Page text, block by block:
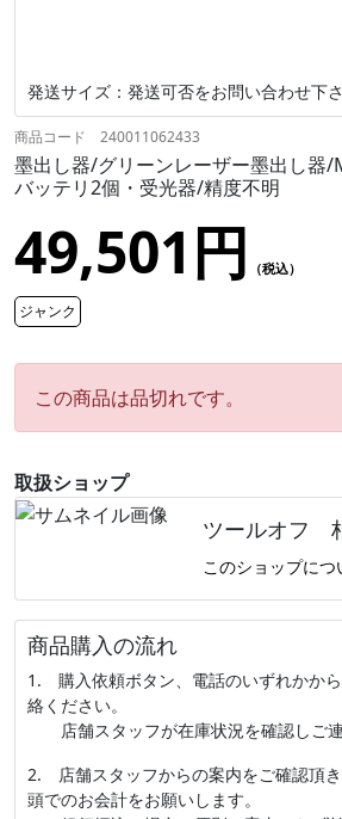
発送サイズ：発送可否をお問い合わせ下さ
商品コード 240011062433
墨出し器/グリーンレーザー墨出し器
バッテリ2個・受光器/精度不明
49,501円 （税込）
ジャンク
この商品は品切れです。
取扱ショップ
ツールオフ
このショップにつ
商品購入の流れ
1. 購入依頼ボタン、電話のいずれかか
絡ください。
店舗スタッフが在庫状況を確認しご連
2. 店舗スタッフからの案内をご確認頂
頭でのお会計をお願いします。